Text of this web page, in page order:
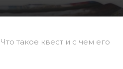
Что такое квест и с чем его